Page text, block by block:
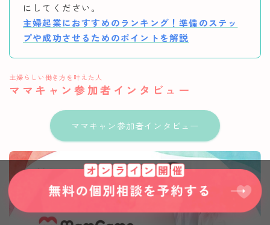
にしてください。
主婦起業におすすめのランキング！準備のステッ
プや成功させるためのポイントを解説
主婦らしい働き方を叶えた人
ママキャン参加者インタビュー
ママキャン参加者インタビュー